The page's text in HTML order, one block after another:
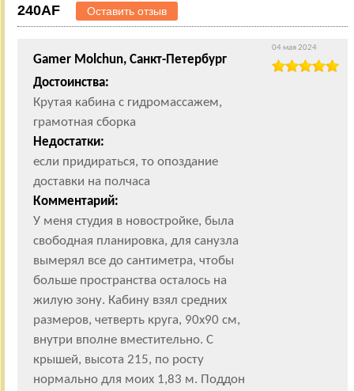
240AF
Оставить отзыв
Gamer Molchun, Санкт-Петербург
Достоинства:
Крутая кабина с гидромассажем,
грамотная сборка
Недостатки:
если придираться, то опоздание
доставки на полчаса
Комментарий:
У меня студия в новостройке, была
свободная планировка, для санузла
вымерял все до сантиметра, чтобы
больше пространства осталось на
жилую зону. Кабину взял средних
размеров, четверть круга, 90х90 см,
внутри вполне вместительно. С
крышей, высота 215, по росту
нормально для моих 1,83 м. Поддон
04 мая 2024